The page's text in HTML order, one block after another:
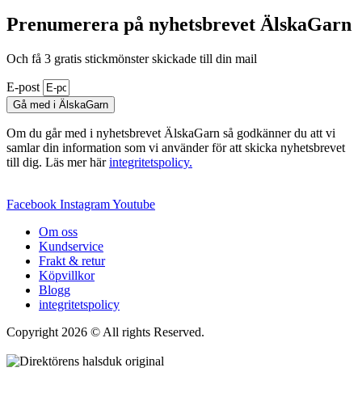
Prenumerera på nyhetsbrevet ÄlskaGarn
Och få 3 gratis stickmönster skickade till din mail
E-post
Gå med i ÄlskaGarn
Om du går med i nyhetsbrevet ÄlskaGarn så godkänner du att vi
samlar din information som vi använder för att skicka nyhetsbrevet
till dig. Läs mer härintegritetspolicy.
Facebook InstagramYoutube
Om oss
Kundservice
Frakt & retur
Köpvillkor
Blogg
integritetspolicy
Copyright 2026 © All rights Reserved.